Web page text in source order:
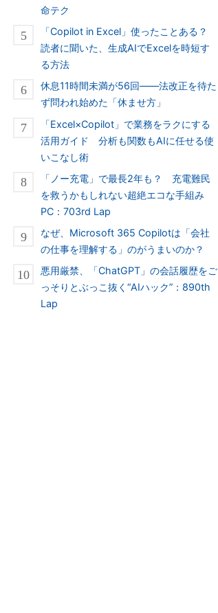
命テク
「Copilot in Excel」使ったことある？
読者に聞いた、生成AIでExcelを時短す
る方法
休息11時間未満が56回――法改正を待た
ず問われ始めた「休ませ方」
「Excel×Copilot」で業務をラクにする
活用ガイド 分析も関数もAIに任せる使
いこなし術
「ノー充電」で最長2年も？ 充電難民
を救うかもしれない超絶エコな手組み
PC：703rd Lap
なぜ、Microsoft 365 Copilotは「会社
の仕事を理解する」のがうまいのか？
悪用厳禁、「ChatGPT」の会話履歴をご
っそりとぶっこ抜く“AIハック”：890th
Lap